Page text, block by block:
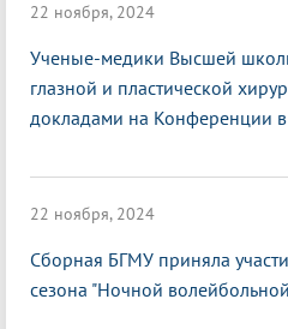
22 ноября, 2024
Ученые-медики Высшей
глазной и пластической
докладами на Конференции
22 ноября, 2024
Сборная БГМУ приняла
сезона "Ночной